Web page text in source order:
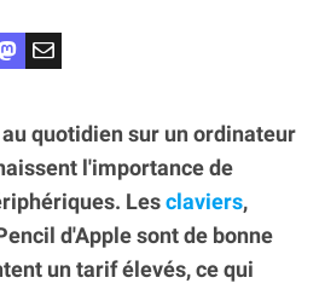
quotidien sur un ordinateur
l'importance de
Lesclaviers,
d'Apple sont de bonne
un tarif élevés, ce qui